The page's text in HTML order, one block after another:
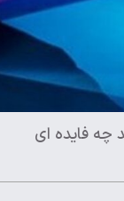
چه فایده ‌ای